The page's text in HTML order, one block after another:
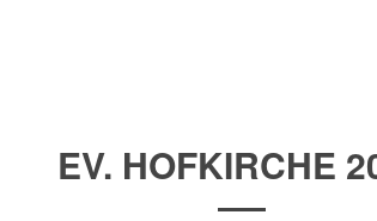
EV. HOFKIRCHE